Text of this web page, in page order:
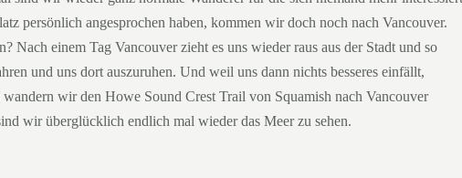
persönlich angesprochen haben, kommen wir doch noch nach Vancouver.
Nach einem Tag Vancouver zieht es uns wieder raus aus der Stadt und so
und uns dort auszuruhen. Und weil uns dann nichts besseres einfällt,
wir den Howe Sound Crest Trail von Squamish nach Vancouver
wir überglücklich endlich mal wieder das Meer zu sehen.